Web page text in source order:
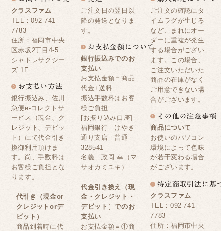
クラスファム
TEL：092-741-
7783
住所：福岡市中央
区赤坂2丁目4-5
シャトレサクシー
ズ 1F
銀行振込み、佐川
急便e-コレクトサ
ービス（現金、ク
レジット、デビッ
ト）にて代金引き
換御利用頂けま
す。尚、手数料は
お客様ご負担とな
ります。
代引き（現金or
クレジットorデ
ビット）
商品到着時に代
ご注文日の翌日以
降の発送となりま
す。
銀行振込みでのお
支払い
お支払金額＝商品
代金+送料
振込手数料はお客
様ご負担
[お振り込み口座]
福岡銀行 けやき
通り支店 普通
328541
名義 政岡 幸（マ
サオカミユキ）
代金引き換え（現
金・クレジット・
デビット）でのお
支払い
お支払金額＝①商
ご注文の確認にタ
イムラグが生じる
など、まれにオー
ダーに重複が発生
する場合がござい
ます。この場合、
ご注文いただいた
商品の在庫がなく
ご用意できない場
合がございます。
商品について
お使いのパソコン
環境によって色味
が若干変わる場合
がございます。
クラスファム
TEL：092-741-
7783
住所：福岡市中央